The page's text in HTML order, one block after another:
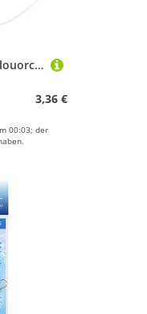
2 x MIKADO Jaws 45cm Flouorcarbon Vorfach Hechtvorfach mit Wirbel/Snap (Tragkraft 23kg)
3,36 €
00:03; der